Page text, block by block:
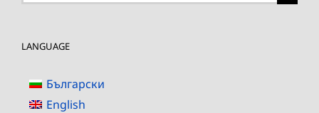
LANGUAGE
Български
English